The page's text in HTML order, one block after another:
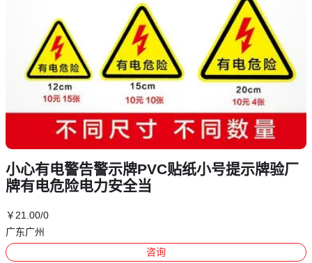
小心有电警告警示牌PVC贴纸小号提示牌验厂
牌有电危险电力安全当
￥ 21 .00/0
广东广州
咨询